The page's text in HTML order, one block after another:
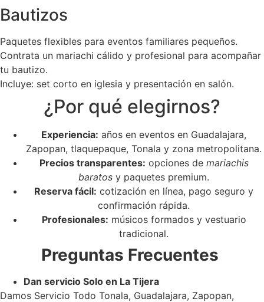
Bautizos
Paquetes flexibles para eventos familiares pequeños.
Contrata un mariachi cálido y profesional para acompañar
tu bautizo.
Incluye: set corto en iglesia y presentación en salón.
¿Por qué elegirnos?
Experiencia: años en eventos en Guadalajara,
Zapopan, tlaquepaque, Tonala y zona metropolitana.
Precios transparentes: opciones de mariachis
baratos y paquetes premium.
Reserva fácil: cotización en línea, pago seguro y
confirmación rápida.
Profesionales: músicos formados y vestuario
tradicional.
Preguntas Frecuentes
Dan servicio Solo en La Tijera
Damos Servicio Todo Tonala, Guadalajara, Zapopan,